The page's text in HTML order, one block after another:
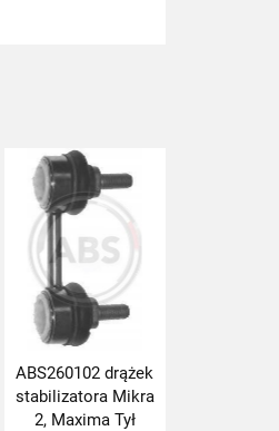
ABS260102 drążek
stabilizatora Mikra
2, Maxima Tył